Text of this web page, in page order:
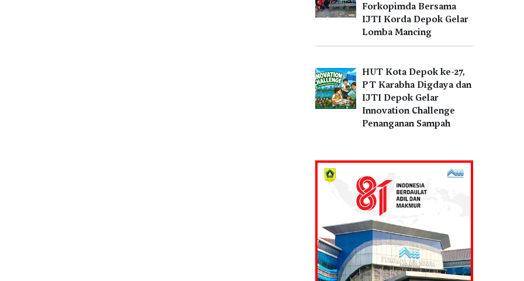
Forkopimda Bersama
IJTI Korda Depok Gelar
Lomba Mancing
HUT Kota Depok ke-27,
PT Karabha Digdaya dan
IJTI Depok Gelar
Innovation Challenge
Penanganan Sampah